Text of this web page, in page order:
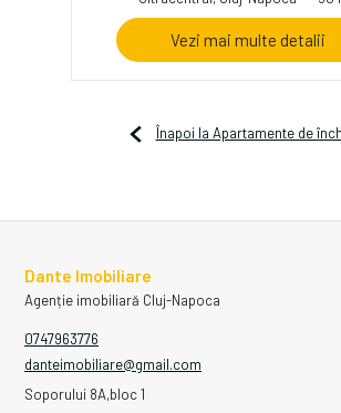
Vezi mai multe detalii
Înapoi la Apartamente de
Dante Imobiliare
Agenție imobiliară Cluj-Napoca
0747963776
danteimobiliare@gmail.com
Soporului 8A,bloc 1